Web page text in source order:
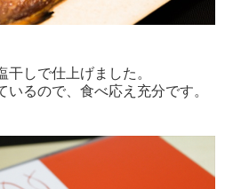
干しで仕上げました。
るので、食べ応え充分です。